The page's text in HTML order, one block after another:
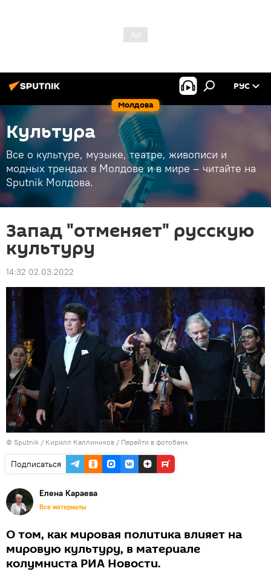
Молдова
РУС
Культура
Все о культуре, музыке, театре, живописи и
модных трендах в Молдове и в мире – читайте на
Sputnik Молдова.
Запад "отменяет" русскую
культуру
14:32 02.03.2022
© Sputnik / Кирилл Каллиников / Перейти в фотобанк
Подписаться
Елена Караева
Все материалы
О том, как мировая политика влияет на
мировую культуру, в материале
колумниста РИА Новости.